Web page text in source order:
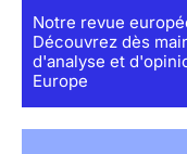
Notre revue
Découvrez dès
d'analyse et
Europe